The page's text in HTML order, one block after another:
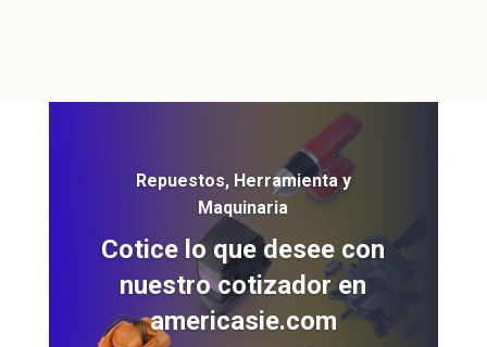
Repuestos, Herramienta y
Maquinaria
Cotice lo que desee con
nuestro cotizador en
americasie.com